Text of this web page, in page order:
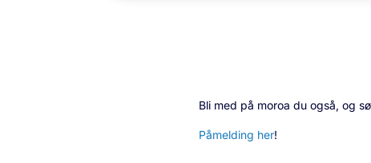
Bli med på moroa du også, og
Påmelding her!